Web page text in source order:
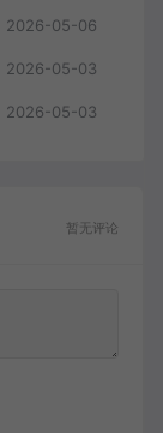
2026-05-06
2026-05-03
2026-05-03
暂无评论